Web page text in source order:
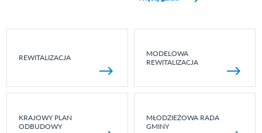
REWITALIZACJA
MODELOWA
REWITALIZACJA
KRAJOWY PLAN
ODBUDOWY
MŁODZIEŻOWA RADA
GMINY